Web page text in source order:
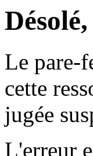
Le pare-
cette
jugée
L'erreur